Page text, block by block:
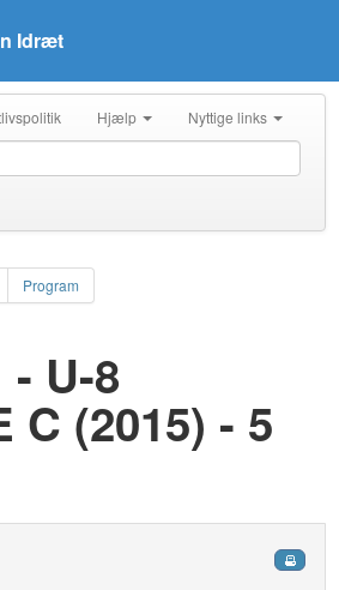
Idræt
Hjælp Nyttige links
Program
- U-8
C (2015) - 5